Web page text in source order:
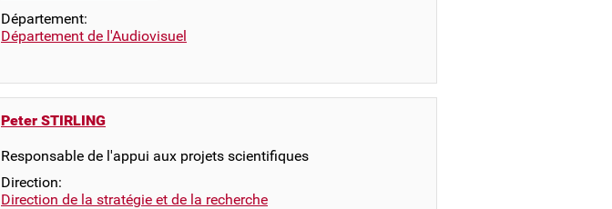
Département:
Département de l'Audiovisuel
Peter STIRLING
Responsable de l'appui aux projets scientifiques
Direction:
Direction de la stratégie et de la recherche